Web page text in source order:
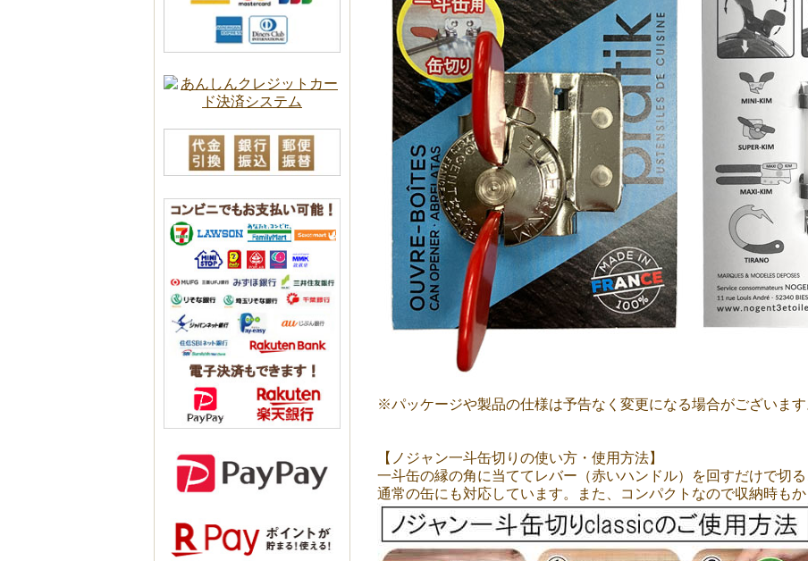
※パッケージや製品の仕様は予告なく変更になる場合がございます
【ノジャン一斗缶切りの使い方・使用方法】
一斗缶の縁の角に当ててレバー（赤いハンドル）を回すだけで切る
通常の缶にも対応しています。また、コンパクトなので収納時もか